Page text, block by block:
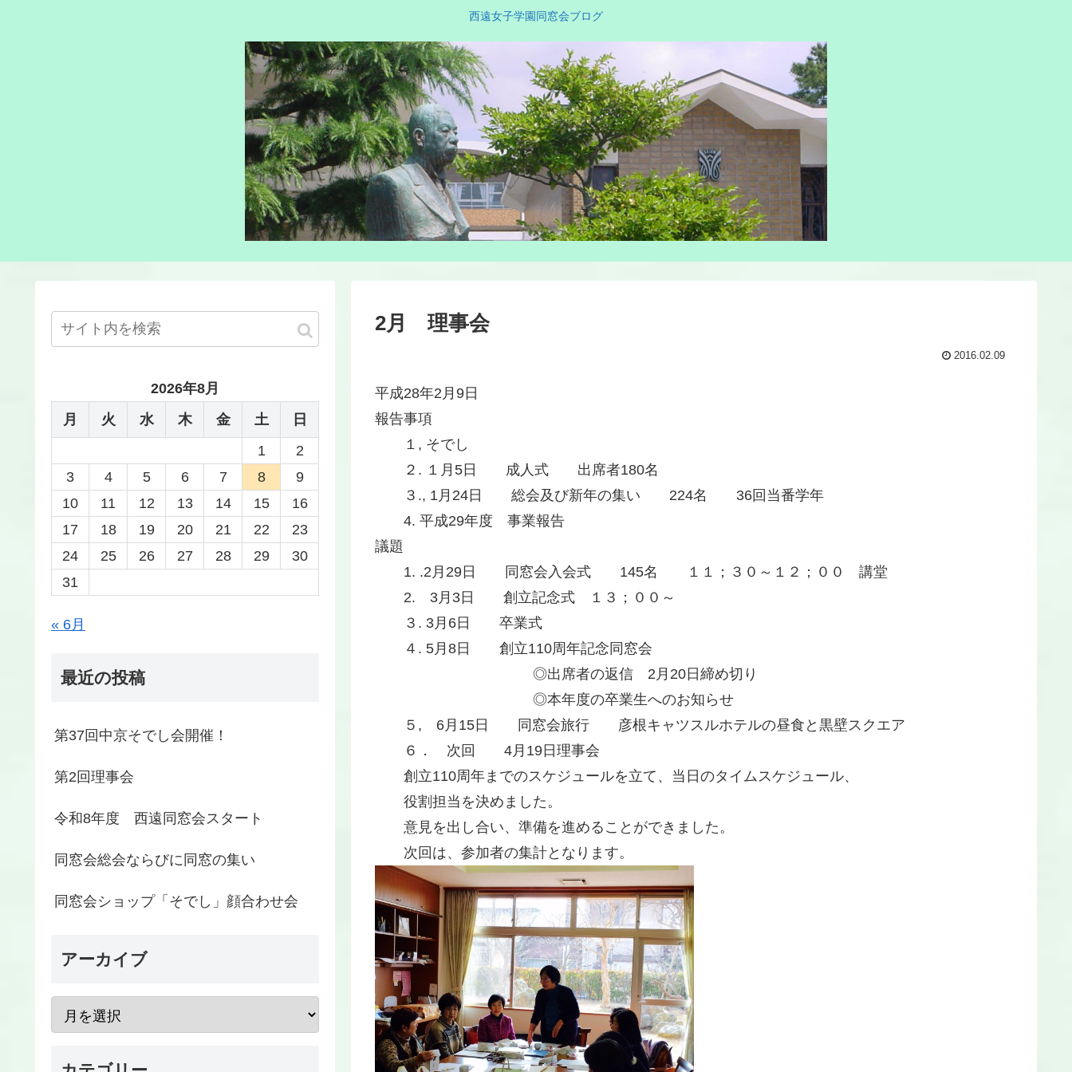
西遠女子学園同窓会ブログ
2月 理事会
2016.02.09
平成28年2月9日
報告事項
１, そでし
２. １月5日 成人式 出席者180名
３., 1月24日 総会及び新年の集い 224名 36回当番学年
4. 平成29年度 事業報告
議題
1. .2月29日 同窓会入会式 145名 １１；３０～１２；００ 講堂
2. 3月3日 創立記念式 １３；００～
３. 3月6日 卒業式
４. 5月8日 創立110周年記念同窓会
◎出席者の返信 2月20日締め切り
◎本年度の卒業生へのお知らせ
５, 6月15日 同窓会旅行 彦根キャツスルホテルの昼食と黒壁スクエア
６． 次回 4月19日理事会
創立110周年までのスケジュールを立て、当日のタイムスケジュール、
役割担当を決めました。
意見を出し合い、準備を進めることができました。
次回は、参加者の集計となります。
2026年8月
月
火 水 木 金 土
日
1
2
3
4 5 6 7 8
9
10
11 12 13 14 15
16
17
18 19 20 21 22
23
24
25 26 27 28 29
30
31
« 6月
最近の投稿
第37回中京そでし会開催！
第2回理事会
令和8年度 西遠同窓会スタート
同窓会総会ならびに同窓の集い
同窓会ショップ「そでし」顔合わせ会
アーカイブ